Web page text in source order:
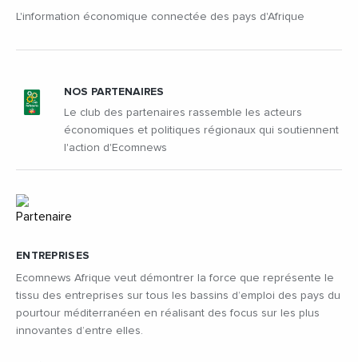
L'information économique connectée des pays d'Afrique
ENTREPRISES
Ecomnews Afrique veut démontrer la force que représente le
tissu des entreprises sur tous les bassins d’emploi des pays du
pourtour méditerranéen en réalisant des focus sur les plus
innovantes d’entre elles.
NOS PARTENAIRES
Le club des partenaires rassemble les acteurs
économiques et politiques régionaux qui soutiennent
l'action d'Ecomnews